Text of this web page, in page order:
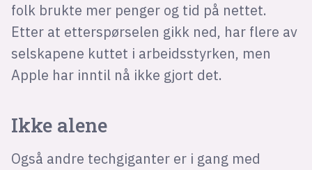
folk brukte mer penger og tid på nettet.
Etter at etterspørselen gikk ned, har flere av
selskapene kuttet i arbeidsstyrken, men
Apple har inntil nå ikke gjort det.
Ikke alene
Også andre techgiganter er i gang med